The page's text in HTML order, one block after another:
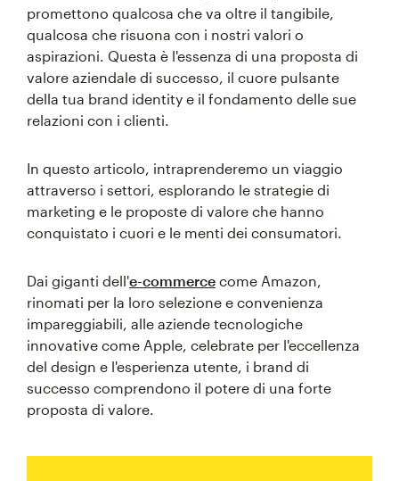
promettono qualcosa che va oltre il tangibile,
qualcosa che risuona con i nostri valori o
aspirazioni. Questa è l'essenza di una proposta di
valore aziendale di successo, il cuore pulsante
della tua brand identity e il fondamento delle sue
relazioni con i clienti.
In questo articolo, intraprenderemo un viaggio
attraverso i settori, esplorando le strategie di
marketing e le proposte di valore che hanno
conquistato i cuori e le menti dei consumatori.
Dai giganti dell'e-commerce come Amazon,
rinomati per la loro selezione e convenienza
impareggiabili, alle aziende tecnologiche
innovative come Apple, celebrate per l'eccellenza
del design e l'esperienza utente, i brand di
successo comprendono il potere di una forte
proposta di valore.